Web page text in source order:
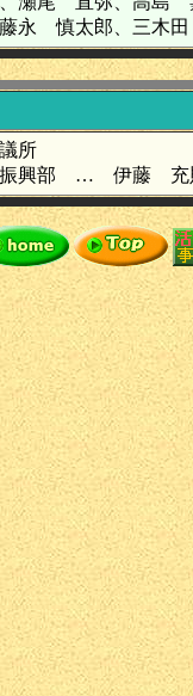
永 慎太郎、三木
所
振興部 … 伊藤 充